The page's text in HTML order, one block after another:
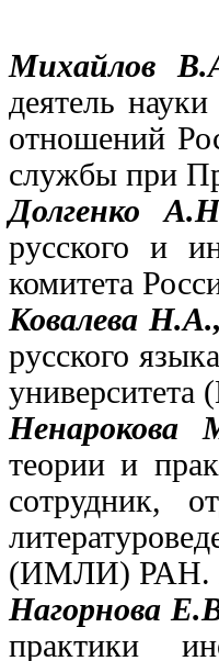
Михайлов
деятель
отношений
службы при
Долгенко
русского и
комитета
Ковалева Н.А.,
русского
университета
Ненарокова
теории и
сотрудник,
(ИМЛИ) РАН.
Нагорнова
практики